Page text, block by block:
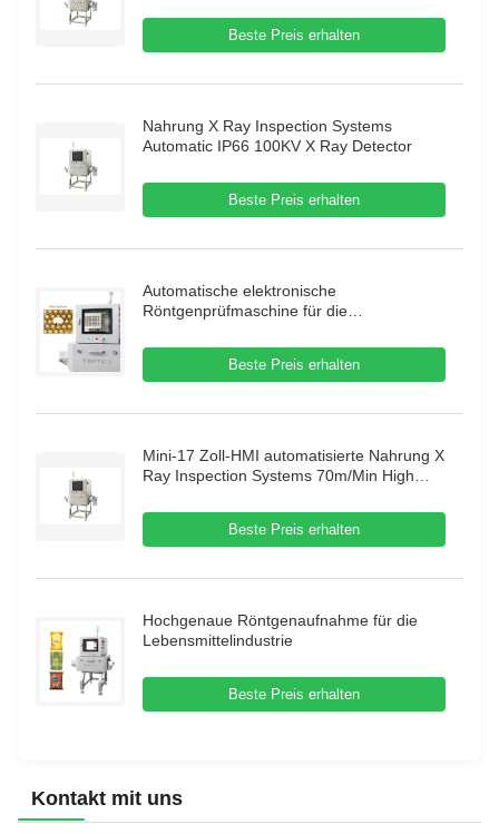
Beste Preis erhalten
Nahrung X Ray Inspection Systems
Automatic IP66 100KV X Ray Detector
Beste Preis erhalten
Automatische elektronische
Röntgenprüfmaschine für die
Beste Preis erhalten
Mini-17 Zoll-HMI automatisierte Nahrung X
Ray Inspection Systems 70m/Min High
Beste Preis erhalten
Hochgenaue Röntgenaufnahme für die
Lebensmittelindustrie
Beste Preis erhalten
Kontakt mit uns